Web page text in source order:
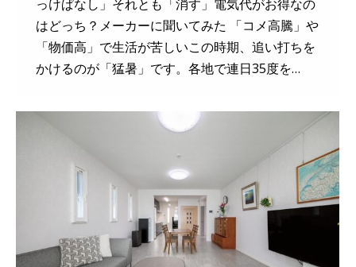
っけぱなし」それとも「消す」電気代がお得なの
はどっち？メーカーに聞いてみた 「コメ高騰」や
「物価高」で生活が苦しいこの時期、追い打ちを
かけるのが「猛暑」です。各地で連日35度を…